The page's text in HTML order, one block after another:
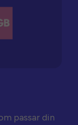
passar din